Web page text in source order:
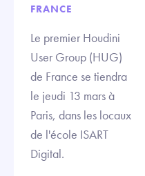
FRANCE
Le premier Houdini
User Group (HUG)
de France se tiendra
le jeudi 13 mars à
Paris, dans les locaux
de l'école ISART
Digital.